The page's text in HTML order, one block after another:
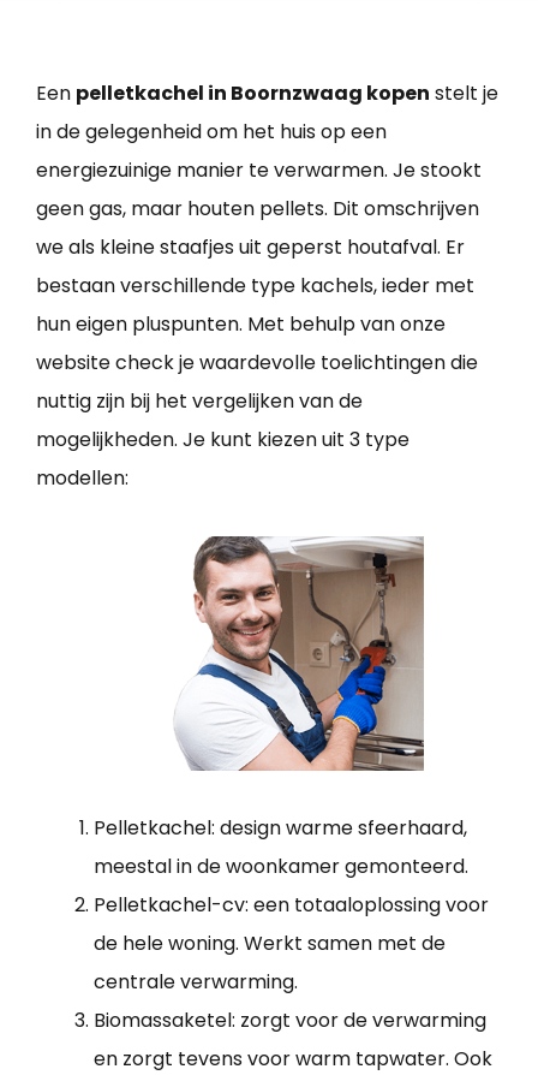
Een pelletkachel in Boornzwaag kopen stelt je
in de gelegenheid om het huis op een
energiezuinige manier te verwarmen. Je stookt
geen gas, maar houten pellets. Dit omschrijven
we als kleine staafjes uit geperst houtafval. Er
bestaan verschillende type kachels, ieder met
hun eigen pluspunten. Met behulp van onze
website check je waardevolle toelichtingen die
nuttig zijn bij het vergelijken van de
mogelijkheden. Je kunt kiezen uit 3 type
modellen:
Pelletkachel: design warme sfeerhaard,
meestal in de woonkamer gemonteerd.
Pelletkachel-cv: een totaaloplossing voor
de hele woning. Werkt samen met de
centrale verwarming.
Biomassaketel: zorgt voor de verwarming
en zorgt tevens voor warm tapwater. Ook